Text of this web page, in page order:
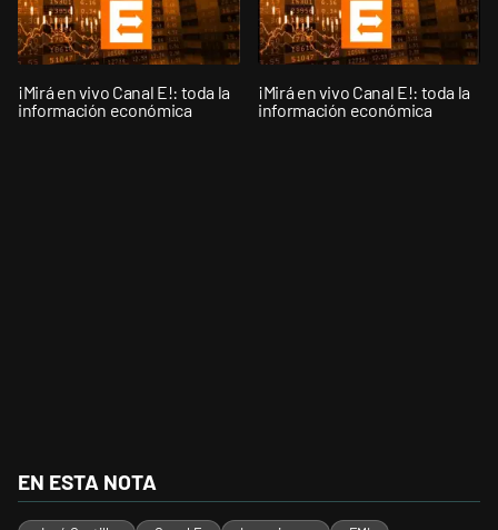
¡Mirá en vivo Canal E!: toda la
información económica
¡Mirá en vivo Canal E!: toda la
información económica
EN ESTA NOTA